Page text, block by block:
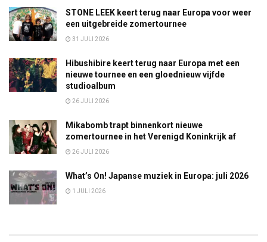
STONE LEEK keert terug naar Europa voor weer
een uitgebreide zomertournee
31 JULI 2026
Hibushibire keert terug naar Europa met een
nieuwe tournee en een gloednieuw vijfde
studioalbum
26 JULI 2026
Mikabomb trapt binnenkort nieuwe
zomertournee in het Verenigd Koninkrijk af
26 JULI 2026
What’s On! Japanse muziek in Europa: juli 2026
1 JULI 2026